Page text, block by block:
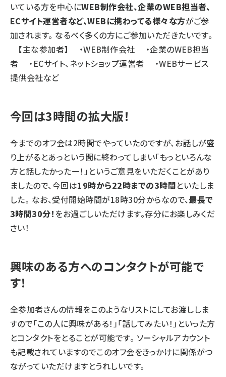
いている方を中心にWEB制作会社、企業のWEB担当者、
ECサイト運営者など、WEBに携わってる様々な方がご参
加されます。 なるべく多くの方にご参加いただきたいです。
【主な参加者】 ・WEB制作会社 ・企業のWEB担当
者 ・ECサイト、ネットショップ運営者 ・WEBサービス
提供会社など
今回は3時間の拡大版！
今までのオフ会は2時間でやっていたのですが、お話しが盛
り上がるとあっという間に終わってしまい「もっといろんな
方と話したかったー！」というご意見をいただくことがあり
ましたので、今回は19時から22時までの3時間といたしま
した。 なお、受付開始時間が18時30分からなので、最長で
3時間30分！ をお過ごしいただけます。存分にお楽しみくだ
さい！
興味のある方へのコンタクトが可能で
す！
全参加者さんの情報をこのようなリストにしてお渡ししま
すので「この人に興味がある！」「話してみたい！」といった方
とコンタクトをとることが可能です。 ソーシャルアカウント
も記載されていますのでこのオフ会をきっかけに関係がつ
ながっていただけますとうれしいです。